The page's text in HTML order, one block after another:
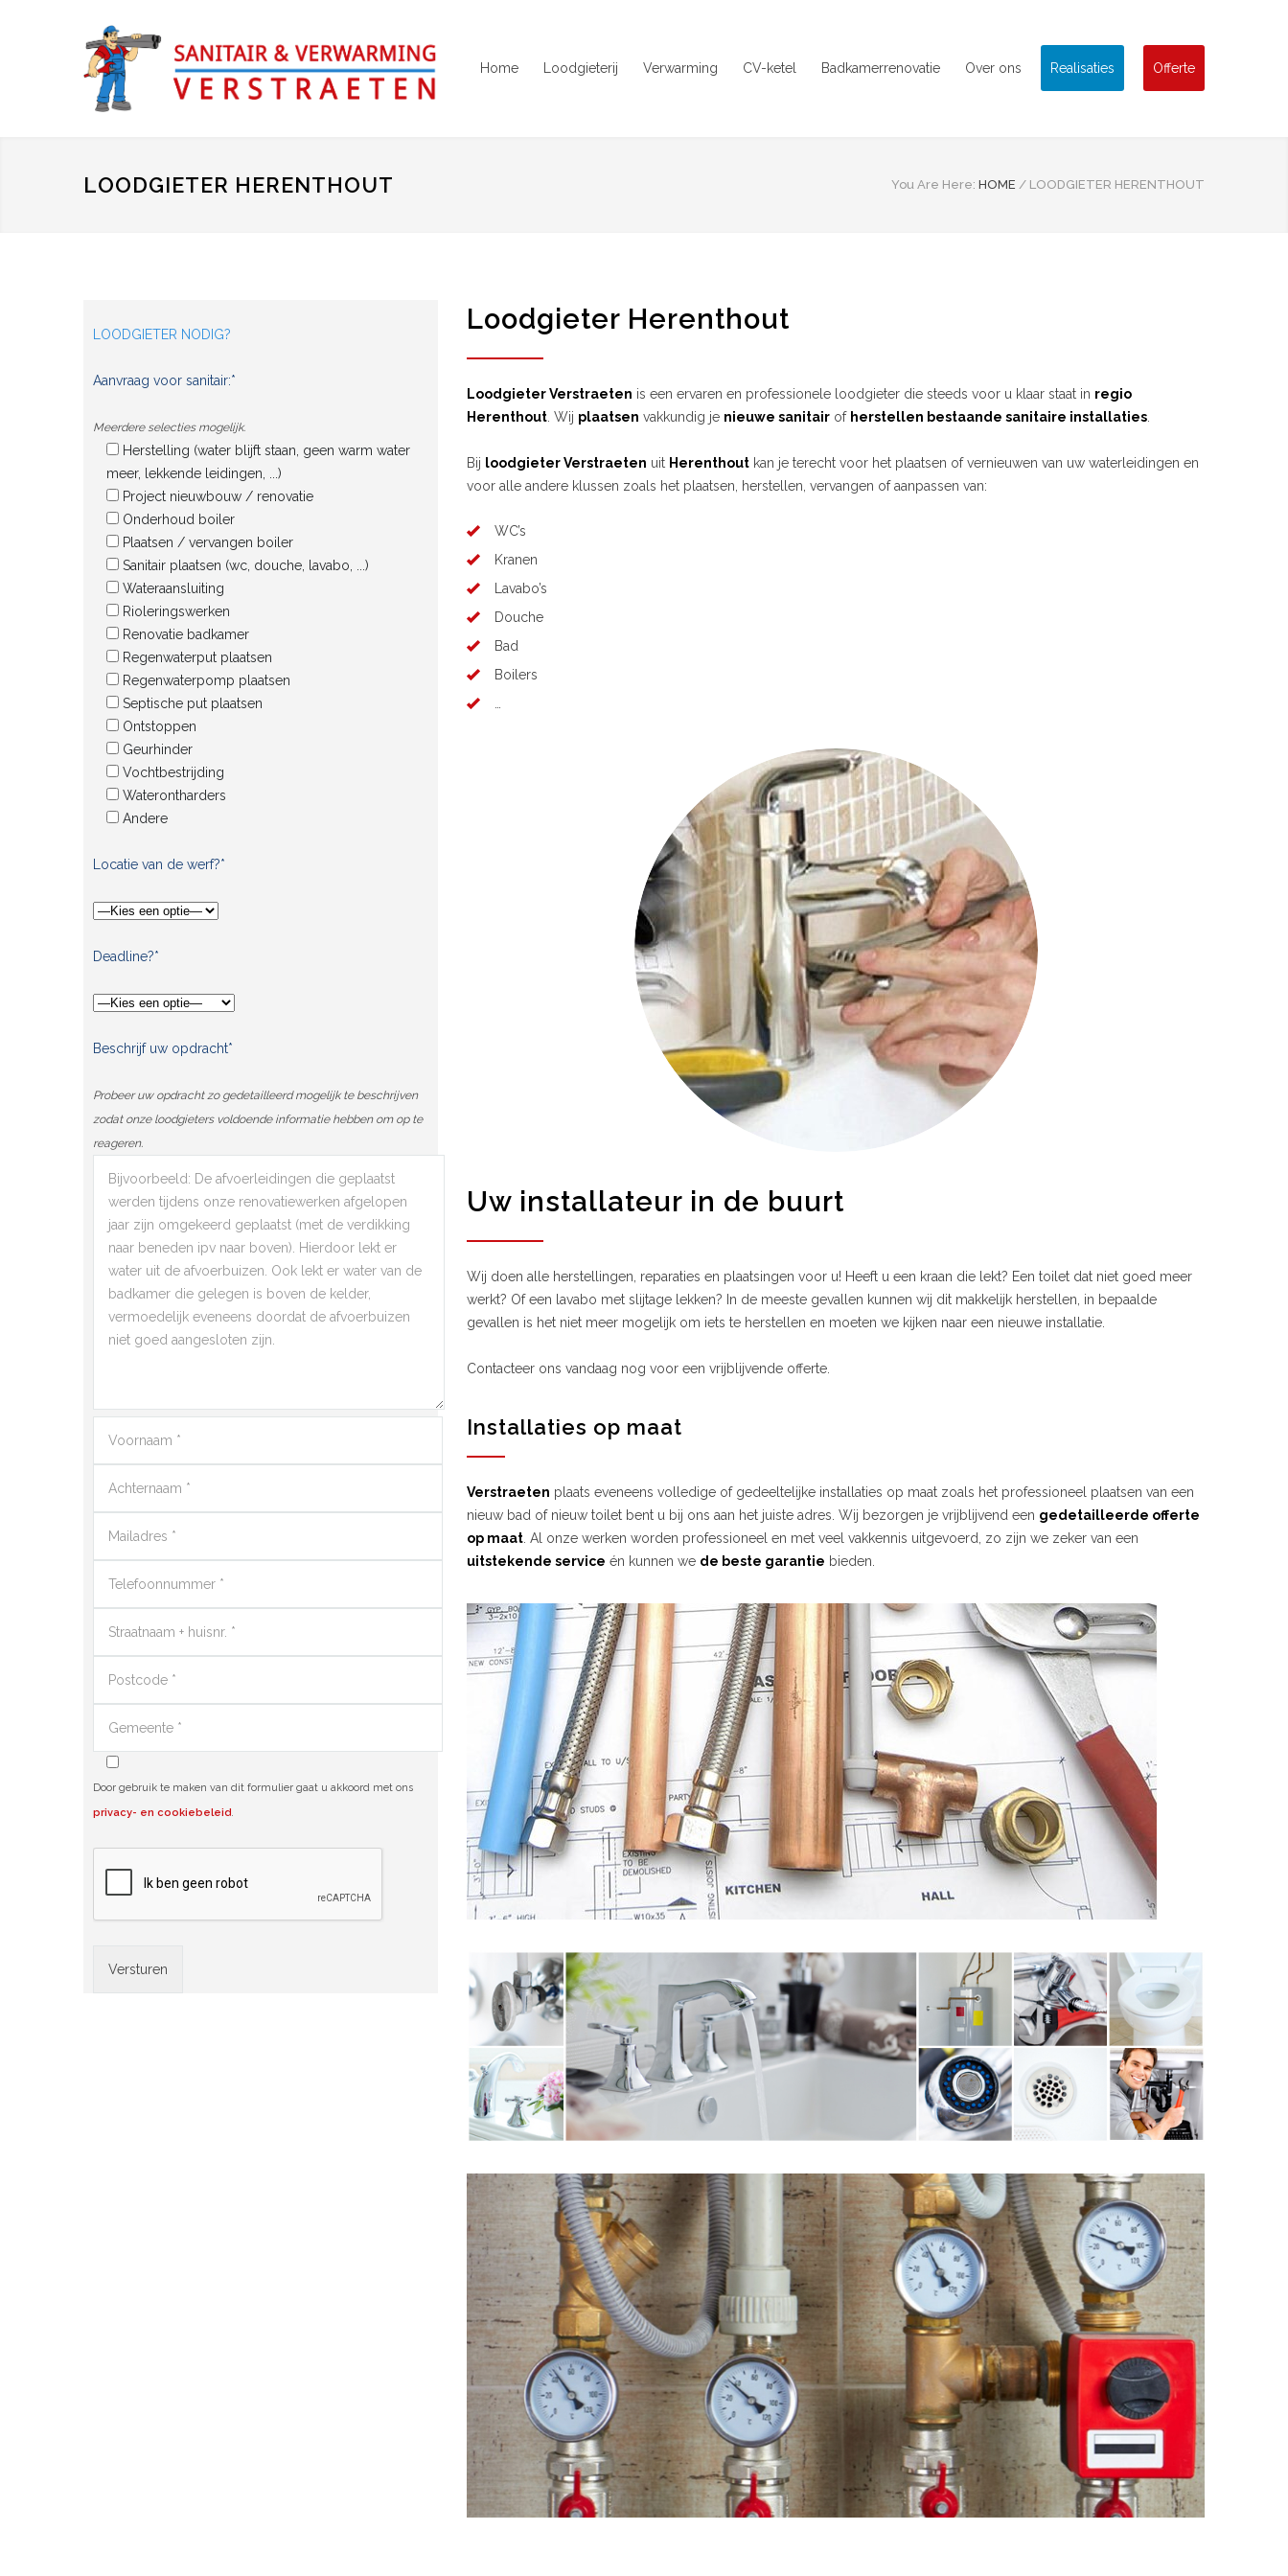
Home Loodgieterij Verwarming CV-ketel Badkamerrenovatie Over ons Realisaties Offerte
LOODGIETER HERENTHOUT You Are Here: HOME / LOODGIETER HERENTHOUT
LOODGIETER NODIG?
Aanvraag voor sanitair:*
Meerdere selecties mogelijk.
Herstelling (water blijft staan, geen warm water
meer, lekkende leidingen, ...)
Project nieuwbouw / renovatie
Onderhoud boiler
Plaatsen / vervangen boiler
Sanitair plaatsen (wc, douche, lavabo, ...)
Wateraansluiting
Rioleringswerken
Renovatie badkamer
Regenwaterput plaatsen
Regenwaterpomp plaatsen
Septische put plaatsen
Ontstoppen
Geurhinder
Vochtbestrijding
Waterontharders
Andere
Locatie van de werf?*
Deadline?*
Beschrijf uw opdracht*
Probeer uw opdracht zo gedetailleerd mogelijk te beschrijven
zodat onze loodgieters voldoende informatie hebben om op te
reageren.
Door gebruik te maken van dit formulier gaat u akkoord met ons
privacy- en cookiebeleid.
Loodgieter Herenthout
Loodgieter Verstraeten is een ervaren en professionele loodgieter die steeds voor u klaar staat in regio
Herenthout . Wij plaatsen vakkundig je nieuwe sanitair of herstellen bestaande sanitaire installaties
Bij loodgieter Verstraeten uit Herenthout kan je terecht voor het plaatsen of vernieuwen van uw waterleidingen en
voor alle andere klussen zoals het plaatsen, herstellen, vervangen of aanpassen van:
WC’s
Kranen
Lavabo’s
Douche
Bad
Boilers
Uw installateur in de buurt
Wij doen alle herstellingen, reparaties en plaatsingen voor u! Heeft u een kraan die lekt? Een toilet dat niet goed meer
werkt? Of een lavabo met slijtage lekken? In de meeste gevallen kunnen wij dit makkelijk herstellen, in bepaalde
gevallen is het niet meer mogelijk om iets te herstellen en moeten we kijken naar een nieuwe installatie.
Contacteer ons vandaag nog voor een vrijblijvende offerte.
Installaties op maat
Verstraeten plaats eveneens volledige of gedeeltelijke installaties op maat zoals het professioneel plaatsen van een
nieuw bad of nieuw toilet bent u bij ons aan het juiste adres. Wij bezorgen je vrijblijvend een gedetailleerde offerte
op maat . Al onze werken worden professioneel en met veel vakkennis uitgevoerd, zo zijn we zeker van een
uitstekende service én kunnen we de beste garantie bieden.